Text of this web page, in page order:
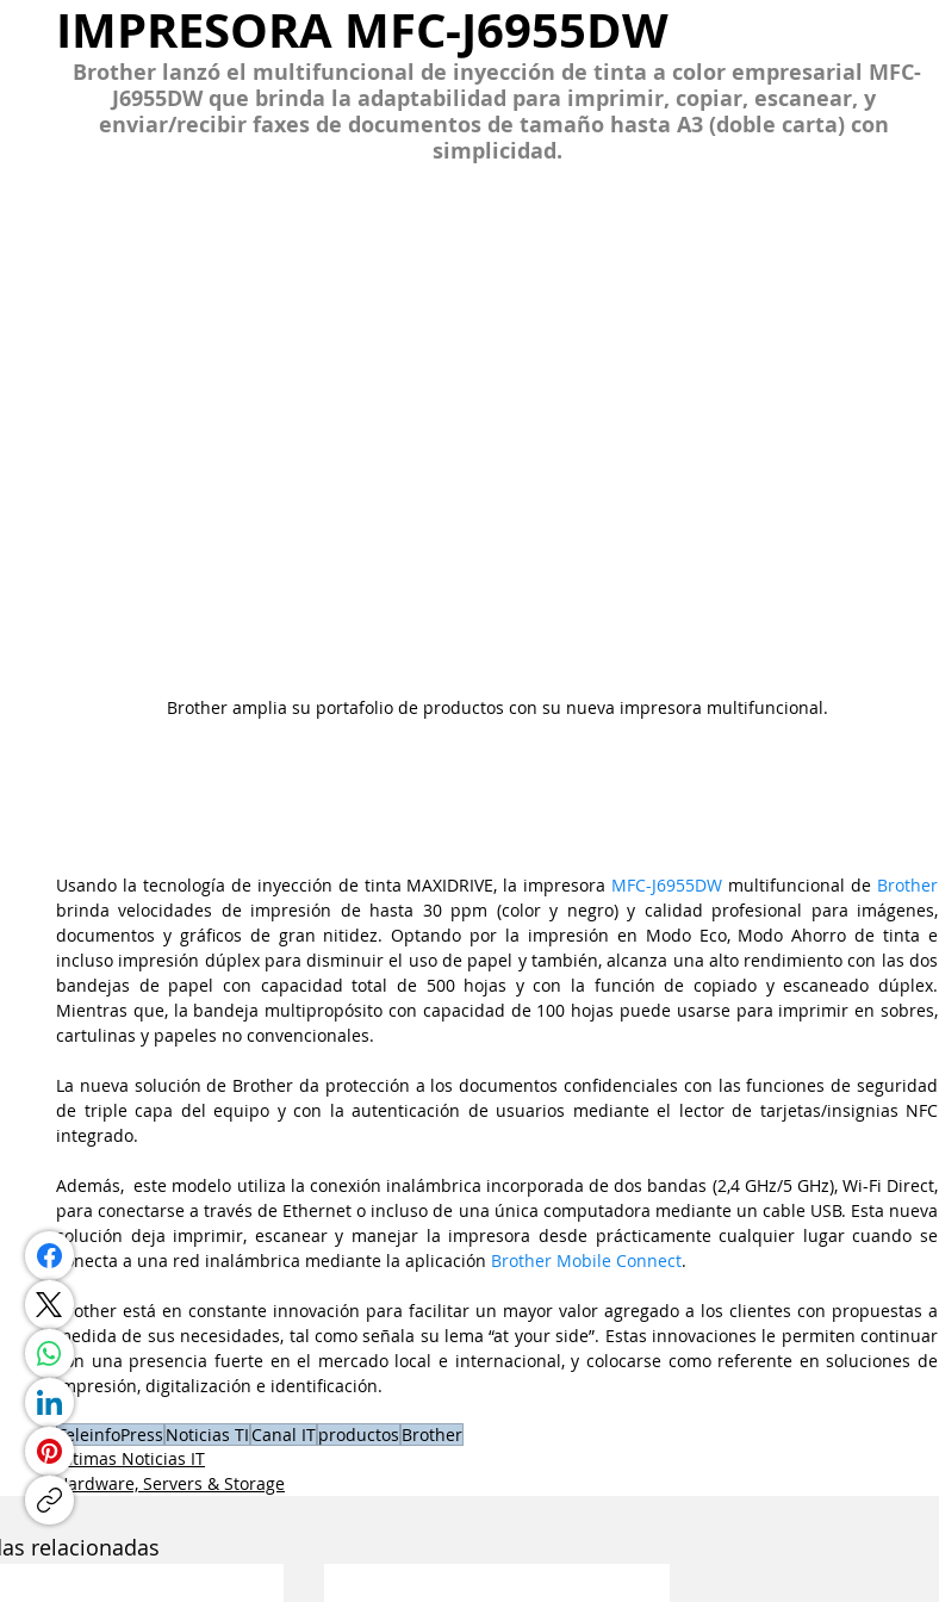
IMPRESORA MFC-J6955DW
Brother lanzó el multifuncional de inyección de tinta a color empresarial MFC-
J6955DW que brinda la adaptabilidad para imprimir, copiar, escanear, y
enviar/recibir faxes de documentos de tamaño hasta A3 (doble carta) con
simplicidad.
Brother amplia su portafolio de productos con su nueva impresora multifuncional.
Usando la tecnología de inyección de tinta MAXIDRIVE, la impresora MFC-J6955DW multifuncional de Brother
brinda velocidades de impresión de hasta 30 ppm (color y negro) y calidad profesional para imágenes,
documentos y gráficos de gran nitidez. Optando por la impresión en Modo Eco, Modo Ahorro de tinta e
incluso impresión dúplex para disminuir el uso de papel y también, alcanza una alto rendimiento con las dos
bandejas de papel con capacidad total de 500 hojas y con la función de copiado y escaneado dúplex.
Mientras que, la bandeja multipropósito con capacidad de 100 hojas puede usarse para imprimir en sobres,
cartulinas y papeles no convencionales.
La nueva solución de Brother da protección a los documentos confidenciales con las funciones de seguridad
de triple capa del equipo y con la autenticación de usuarios mediante el lector de tarjetas/insignias NFC
integrado.
Además,  este modelo utiliza la conexión inalámbrica incorporada de dos bandas (2,4 GHz/5 GHz), Wi-Fi Direct,
para conectarse a través de Ethernet o incluso de una única computadora mediante un cable USB. Esta nueva
solución deja imprimir, escanear y manejar la impresora desde prácticamente cualquier lugar cuando se
conecta a una red inalámbrica mediante la aplicación Brother Mobile Connect.
Brother está en constante innovación para facilitar un mayor valor agregado a los clientes con propuestas a
medida de sus necesidades, tal como señala su lema “at your side”. Estas innovaciones le permiten continuar
con una presencia fuerte en el mercado local e internacional, y colocarse como referente en soluciones de
impresión, digitalización e identificación.
TeleinfoPress Noticias TICanal ITproductos Brother
Últimas Noticias IT
Hardware, Servers & Storage
relacionadas